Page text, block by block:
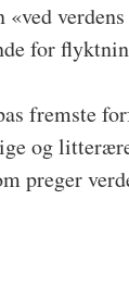
for
fremste
og
preger